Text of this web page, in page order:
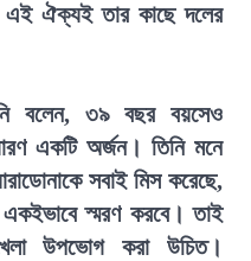
এই ঐক্যই তার কাছে দলের
বলেন, ৩৯ বছর বয়সেও
একটি অর্জন। তিনি মনে
সবাই মিস করেছে,
স্মরণ করবে। তাই
উপভোগ করা উচিত।